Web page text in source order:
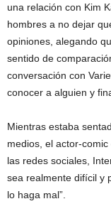
una relación con Kim
hombres a no dejar
opiniones, alegando
sentido de
conversación con
conocer a alguien y
Mientras estaba
medios, el actor-
las redes sociales,
sea realmente difícil y
lo haga mal”.